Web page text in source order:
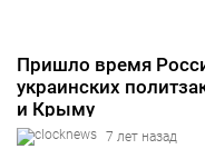
Пришло время
украинских
и Крыму
7 лет назад